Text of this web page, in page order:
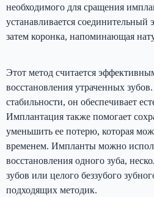
необходимого для сращения
устанавливается соединительный
затем коронка, напоминающая
Этот метод считается
восстановления утраченных
стабильности, он обеспечивает
Имплантация также помогает
уменьшить ее потерю, которая
временем. Импланты можно
восстановления одного зуба,
зубов или целого беззубого
подходящих методик.